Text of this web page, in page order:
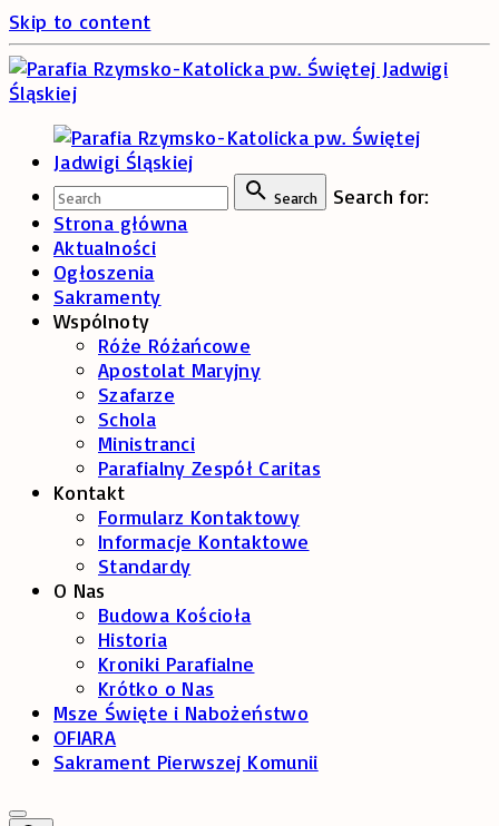
Skip to content
Search
Search for:
Strona główna
Aktualności
Ogłoszenia
Sakramenty
Wspólnoty
Róże Różańcowe
Apostolat Maryjny
Szafarze
Schola
Ministranci
Parafialny Zespół Caritas
Kontakt
Formularz Kontaktowy
Informacje Kontaktowe
Standardy
O Nas
Budowa Kościoła
Historia
Kroniki Parafialne
Krótko o Nas
Msze Święte i Nabożeństwo
OFIARA
Sakrament Pierwszej Komunii